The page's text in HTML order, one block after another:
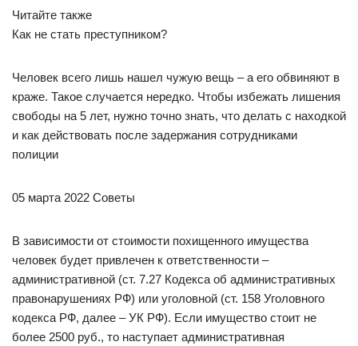
Читайте также
Как не стать преступником?
Человек всего лишь нашел чужую вещь – а его обвиняют в
краже. Такое случается нередко. Чтобы избежать лишения
свободы на 5 лет, нужно точно знать, что делать с находкой
и как действовать после задержания сотрудниками
полиции
05 марта 2022 Советы
В зависимости от стоимости похищенного имущества
человек будет привлечен к ответственности –
административной (ст. 7.27 Кодекса об административных
правонарушениях РФ) или уголовной (ст. 158 Уголовного
кодекса РФ, далее – УК РФ). Если имущество стоит не
более 2500 руб., то наступает административная